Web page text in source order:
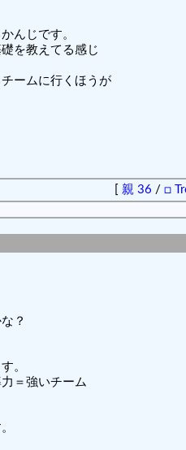
んじです。
を教えてる感じ
ームに行くほうが
親 36 / □
？
。
＝強いチーム